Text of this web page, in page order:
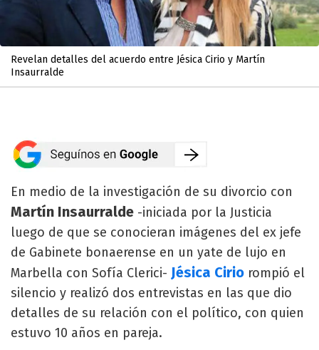
Revelan detalles del acuerdo entre Jésica Cirio y Martín
Insaurralde
En medio de la investigación de su divorcio con
Martín Insaurralde -iniciada por la Justicia
luego de que se conocieran imágenes del ex jefe
de Gabinete bonaerense en un yate de lujo en
Marbella con Sofía Clerici- Jésica Cirio rompió el
silencio y realizó dos entrevistas en las que dio
detalles de su relación con el político, con quien
estuvo 10 años en pareja.